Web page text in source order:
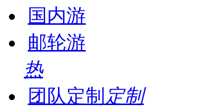
国内游
邮轮游
热
团队定制 定制